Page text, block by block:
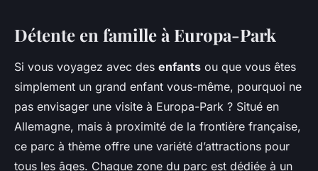
Détente en famille à Europa-Park
Si vous voyagez avec des enfants ou que vous êtes
simplement un grand enfant vous-même, pourquoi ne
pas envisager une visite à Europa-Park ? Situé en
Allemagne, mais à proximité de la frontière française,
ce parc à thème offre une variété d’attractions pour
tous les âges. Chaque zone du parc est dédiée à un